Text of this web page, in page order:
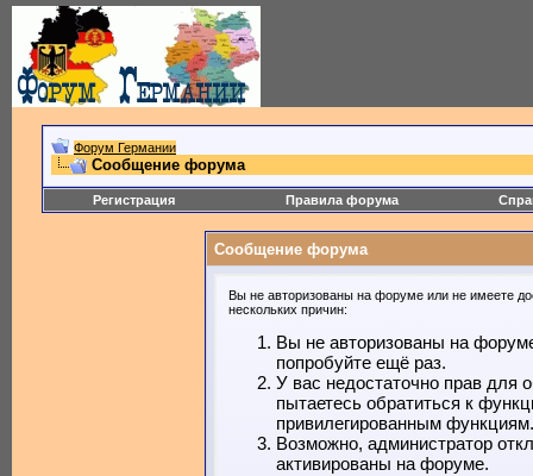
Форум Германии
Сообщение форума
Регистрация Правила форума
Сообщение форума
Вы не авторизованы на форуме или не имеете
нескольких причин:
Вы не авторизованы на
попробуйте ещё раз.
У вас недостаточно прав для
пытаетесь обратиться к
привилегированным функциям.
Возможно, администратор
активированы на форуме.